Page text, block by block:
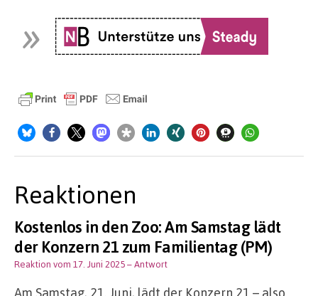
Reaktionen
Kostenlos in den Zoo: Am Samstag lädt
der Konzern 21 zum Familientag (PM)
Reaktion vom 17. Juni 2025– Antwort
Am Samstag, 21. Juni, lädt der Konzern 21 – also